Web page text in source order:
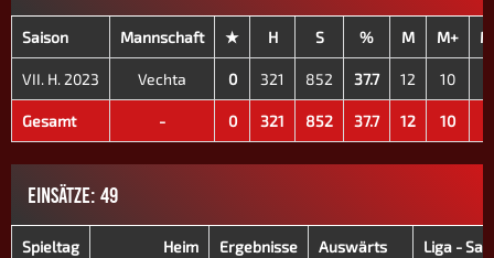
Saison Mannschaft ★ H S % M M+
VII. H. 2023 Vechta 0 321 852 37.7 12 10
Gesamt - 0 321 852 37.7 12 10
EINSÄTZE: 49
Spieltag Heim Ergebnisse Auswärts Liga -